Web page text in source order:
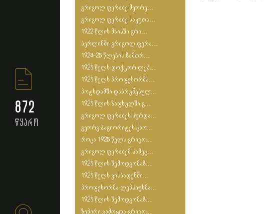
872
წყარო
გრიგოლ ფერაძე მეორე...
გრიგოლ ფერაძე საკუთა...
1922 წლის მაისში გრი...
ბერლინში გრიგოლ ფერა...
1924-25 წლების ზამთრ...
1925 წელს დოქტორ ლეპ...
1925 წელს პროფესორმა...
პოტსდამში დაბრუნებულ...
1925 წლის ზაფხულში გ...
გრიგოლ ფერაძეს სურდა...
გეორგ ჰაგიორიტეს ცხო...
როცა 1925 წელს გრიგო...
გრიგოლ ფერაძემ სამეც...
1925 წლის შემოდგომაზ...
1925 წელს ვისბადენში...
პროფესორმა ლეპსიუსმა...
1925 წლის შემოდგომაზ...
ზეპირი გამოცდა გრიგო...